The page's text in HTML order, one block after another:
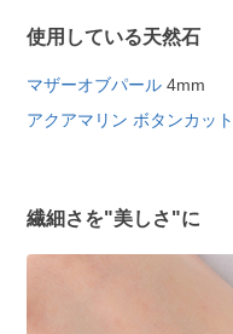
使用している天然石
マザーオブパール 4mm
アクアマリン ボタンカット
繊細さを"美しさ"に